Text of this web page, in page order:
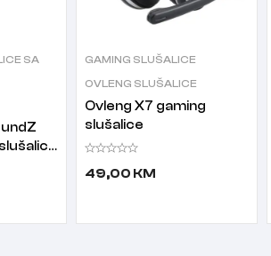
SA
GAMING SLUŠALICE
OVLENG SLUŠALICE
Ovleng X7 gaming
slušalice
49,00 KM